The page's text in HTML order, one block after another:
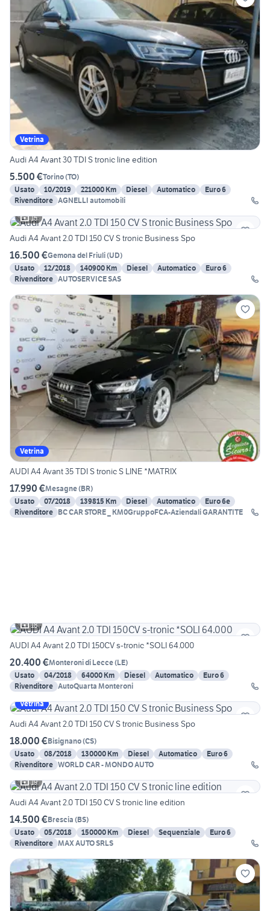
Vetrina
Audi A4 Avant 30 TDI S tronic line edition
5.500 €Torino(TO)
Usato
10/2019 221000 Km Diesel Automatico
Euro 6
Rivenditore AGNELLI automobili
15
Audi A4 Avant 2.0 TDI 150 CV S tronic Business Spo
16.500 €Gemona del Friuli(UD)
Usato
12/2018 140900 Km Diesel Automatico
Euro 6
Rivenditore AUTOSERVICE SAS
Vetrina
AUDI A4 Avant 35 TDI S tronic S LINE *MATRIX
17.990 €Mesagne(BR)
Usato
07/2018 139815 Km Diesel Automatico
Euro 6e
Rivenditore BC CAR STORE _ KM0GruppoFCA-Aziendali GARANTITE
18
AUDI A4 Avant 2.0 TDI 150CV s-tronic *SOLI 64.000
20.400 €Monteroni di Lecce(LE)
Usato
04/2018 64000 Km Diesel Automatico
Euro 6
Rivenditore AutoQuarta Monteroni
Vetrina
Audi A4 Avant 2.0 TDI 150 CV S tronic Business Spo
18.000 €Bisignano(CS)
Usato
08/2018 130000 Km Diesel Automatico
Euro 6
Rivenditore WORLD CAR - MONDO AUTO
19
Audi A4 Avant 2.0 TDI 150 CV S tronic line edition
14.500 €Brescia (BS)
Usato
05/2018 150000 Km Diesel Sequenziale
Euro 6
Rivenditore MAX AUTO SRLS